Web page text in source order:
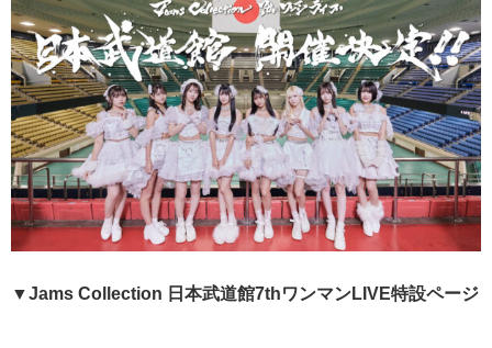
▼Jams Collection 日本武道館7thワンマンLIVE特設ページ